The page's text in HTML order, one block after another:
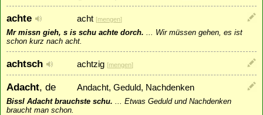
achte acht [mengen]
Mr missn gieh, s is schu achte dorch.
Wir müssen gehen, es ist
schon kurz nach acht.
achtsch achtzig [mengen]
Adacht, de Andacht, Geduld, Nachdenken
Bissl Adacht brauchste schu.
Etwas Geduld und Nachdenken
braucht man schon.